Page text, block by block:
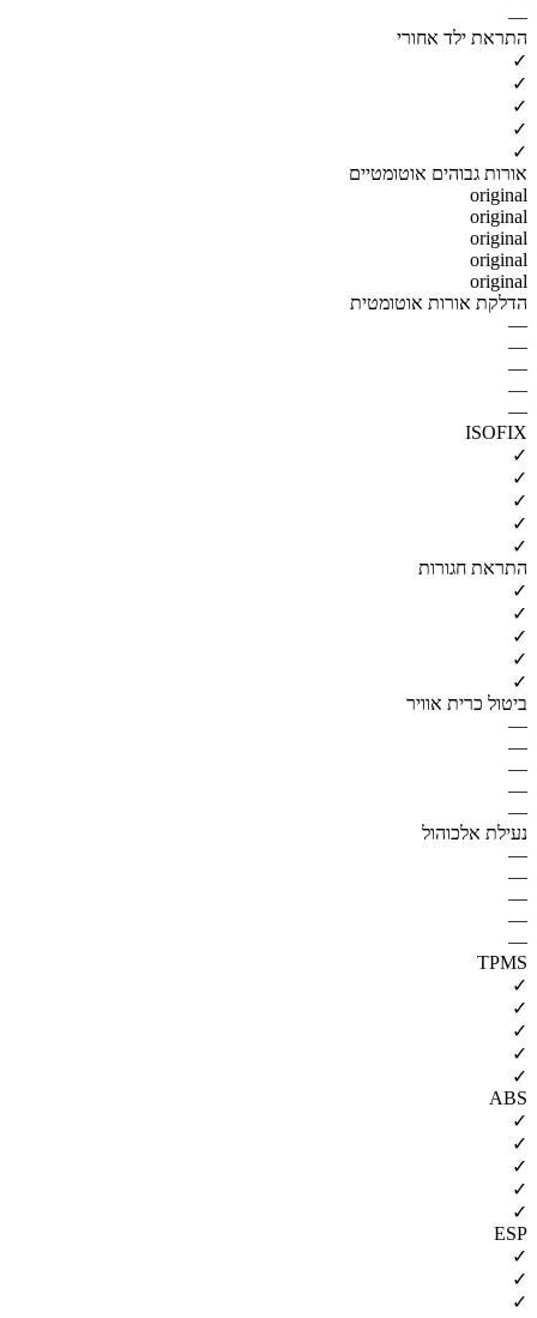
—
התראת ילד אחורי
✓
✓
✓
✓
✓
אורות גבוהים אוטומטיים
original
original
original
original
original
הדלקת אורות אוטומטית
—
—
—
—
—
ISOFIX
✓
✓
✓
✓
✓
התראת חגורות
✓
✓
✓
✓
✓
ביטול כרית אוויר
—
—
—
—
—
נעילת אלכוהול
—
—
—
—
—
TPMS
✓
✓
✓
✓
✓
ABS
✓
✓
✓
✓
✓
ESP
✓
✓
✓